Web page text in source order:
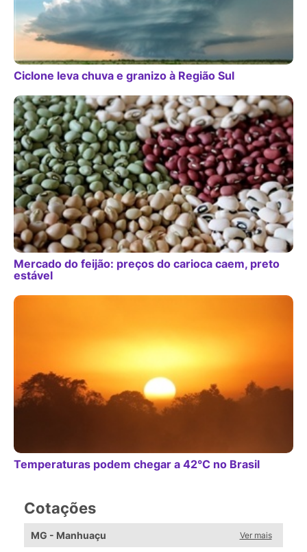
Ciclone leva chuva e granizo à Região Sul
Mercado do feijão: preços do carioca caem, preto
estável
Temperaturas podem chegar a 42°C no Brasil
Cotações
MG - Manhuaçu Ver mais